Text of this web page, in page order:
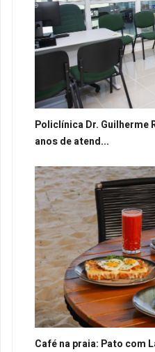
Policlínica Dr. Guilherme
anos de atend...
Café na praia: Pato com